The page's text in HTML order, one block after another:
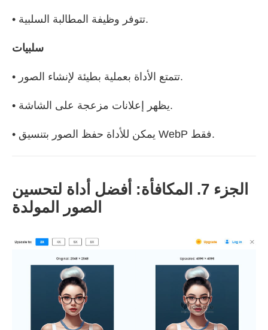
• تتوفر وظيفة المطالبة السلبية.
سلبيات
• تتمتع الأداة بعملية بطيئة لإنشاء الصور.
• يظهر إعلانات مزعجة على الشاشة.
• يمكن للأداة حفظ الصور بتنسيق WebP فقط.
الجزء 7. المكافأة: أفضل أداة لتحسين
الصور المولدة